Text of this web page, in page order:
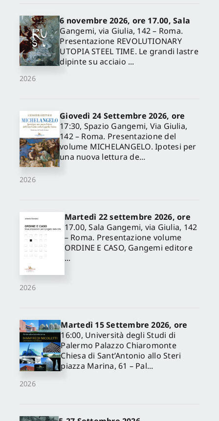
2026
6 novembre 2026, ore 17.00, Sala
Gangemi, via Giulia, 142 – Roma.
Presentazione REVOLUTIONARY
UTOPIA STEEL TIME. Le grandi lastre
dipinte su acciaio ...
2026
Giovedì 24 Settembre 2026, ore
17:30, Spazio Gangemi, Via Giulia,
142 – Roma. Presentazione del
volume MICHELANGELO. Ipotesi per
una nuova lettura de...
2026
Martedì 22 settembre 2026, ore
17.00, Sala Gangemi, via Giulia, 142
– Roma. Presentazione volume
ORDINE E CASO, Gangemi editore
...
2026
Martedì 15 Settembre 2026, ore
16:00, Università degli Studi di
Palermo Palazzo Chiaromonte
Chiesa di Sant’Antonio allo Steri
piazza Marina, 61 – Pal...